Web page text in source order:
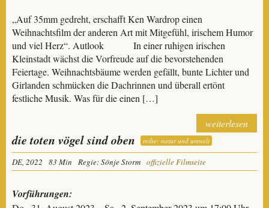
„Auf 35mm gedreht, erschafft Ken Wardrop einen
Weihnachtsfilm der anderen Art mit Mitgefühl, irischem Humor
und viel Herz“. Autlook In einer ruhigen irischen
Kleinstadt wächst die Vorfreude auf die bevorstehenden
Feiertage. Weihnachtsbäume werden gefällt, bunte Lichter und
Girlanden schmücken die Dachrinnen und überall ertönt
festliche Musik. Was für die einen […]
weiterlesen
die toten vögel sind oben reihe: natur und umwelt
DE, 2022 83 Min Regie: Sönje Storm offizielle Filmseite
Vorführungen: